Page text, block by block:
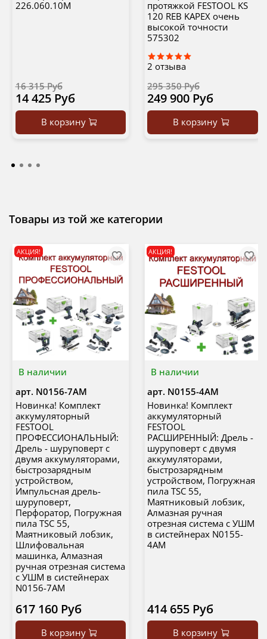
226.060.10M
16 315 Руб
14 425 Руб
В корзину
протяжкой FESTOOL KS
120 REB KAPEX очень
высокой точности
575302
2 отзыва
295 350 Руб
249 900 Руб
В корзину
Товары из той же категории
В наличии
АКЦИЯ!
арт. N0156-7AM
Новинка! Комплект
аккумуляторный
FESTOOL
ПРОФЕССИОНАЛЬНЫЙ:
Дрель - шуруповерт с
двумя аккумуляторами,
быстрозарядным
устройством,
Импульсная дрель-
шуруповерт,
Перфоратор, Погружная
пила TSC 55,
Маятниковый лобзик,
Шлифовальная
машинка, Алмазная
ручная отрезная система
с УШМ в систейнерах
N0156-7AM
617 160 Руб
В корзину
В наличии
АКЦИЯ!
арт. N0155-4AM
Новинка! Комплект
аккумуляторный
FESTOOL
РАСШИРЕННЫЙ: Дрель -
шуруповерт с двумя
аккумуляторами,
быстрозарядным
устройством, Погружная
пила TSC 55,
Маятниковый лобзик,
Алмазная ручная
отрезная система с УШМ
в систейнерах N0155-
4AM
414 655 Руб
В корзину